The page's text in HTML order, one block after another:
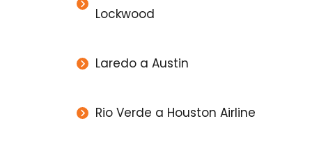
Lockwood
Laredo a Austin
Rio Verde a Houston Airline